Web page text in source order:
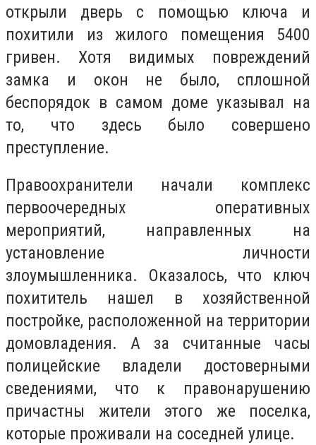
открыли дверь с помощью ключа и
похитили из жилого помещения 5400
гривен. Хотя видимых повреждений
замка и окон не было, сплошной
беспорядок в самом доме указывал на
то, что здесь было совершено
преступление.
Правоохранители начали комплекс
первоочередных оперативных
мероприятий, направленных на
установление личности
злоумышленника. Оказалось, что ключ
похититель нашел в хозяйственной
постройке, расположенной на территории
домовладения. А за считанные часы
полицейские владели достоверными
сведениями, что к правонарушению
причастны жители этого же поселка,
которые проживали на соседней улице.